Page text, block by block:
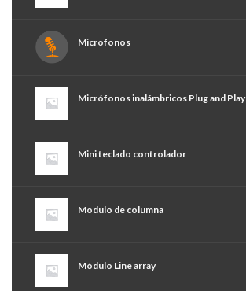
Microfonos
Micrófonos inalámbricos Plug and Play
Mini teclado controlador
Modulo de columna
Módulo Line array